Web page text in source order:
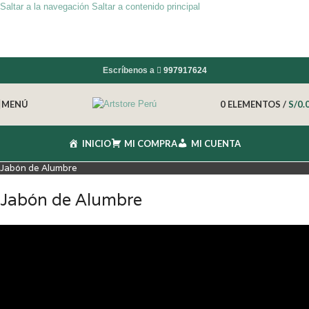
Saltar a la navegación Saltar a contenido principal
Escríbenos a 997917624
MENÚ 0 ELEMENTOS /S/
INICIO MI COMPRA MI CUENTA
Jabón de Alumbre
Jabón de Alumbre